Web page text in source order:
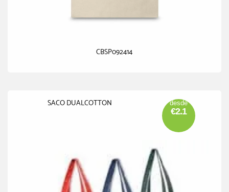
CBSP092414
SACO DUALCOTTON desde
€2.1